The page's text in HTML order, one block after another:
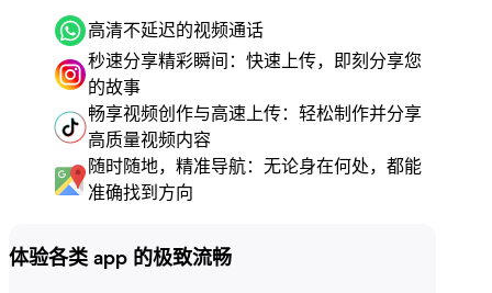
高清不延迟的视频通话
秒速分享精彩瞬间：快速上传，即刻分享您
的故事
畅享视频创作与高速上传：轻松制作并分享
高质量视频内容
随时随地，精准导航：无论身在何处，都能
准确找到方向
体验各类 app 的极致流畅